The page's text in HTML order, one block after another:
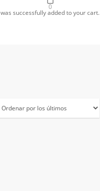
0
was successfully added to your cart.